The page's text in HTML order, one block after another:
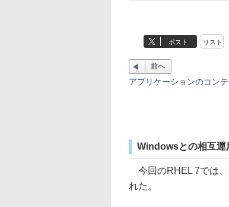
ポスト リスト
前へ
アプリケーションのコン
Windowsとの相互運
今回のRHEL 7では、
れた。